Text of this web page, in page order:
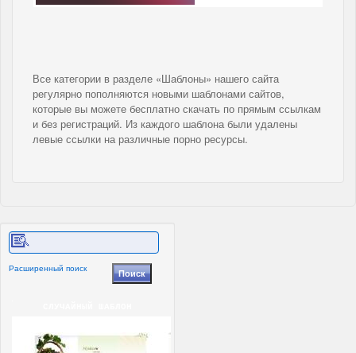
Все категории в разделе «Шаблоны» нашего сайта
регулярно пополняются новыми шаблонами сайтов,
которые вы можете бесплатно скачать по прямым ссылкам
и без регистраций. Из каждого шаблона были удалены
левые ссылки на различные порно ресурсы.
Расширенный поиск